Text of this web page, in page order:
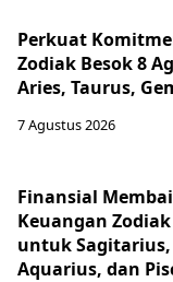
Perkuat
Zodiak Besok 8
Aries, Taurus,
7 Agustus 2026
Finansial
Keuangan
untuk
Aquarius, dan